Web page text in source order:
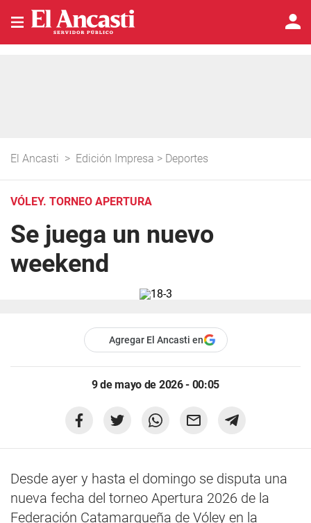
El Ancasti > Edición Impresa > Deportes
VÓLEY. TORNEO APERTURA
Se juega un nuevo
weekend
Agregar El Ancasti en
9 de mayo de 2026 - 00:05
Desde ayer y hasta el domingo se disputa una
nueva fecha del torneo Apertura 2026 de la
Federación Catamarqueña de Vóley en la